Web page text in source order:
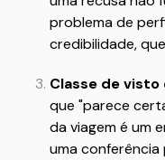
problema de
credibilidade,
Classe de visto
que "parece
da viagem é um
uma conferência